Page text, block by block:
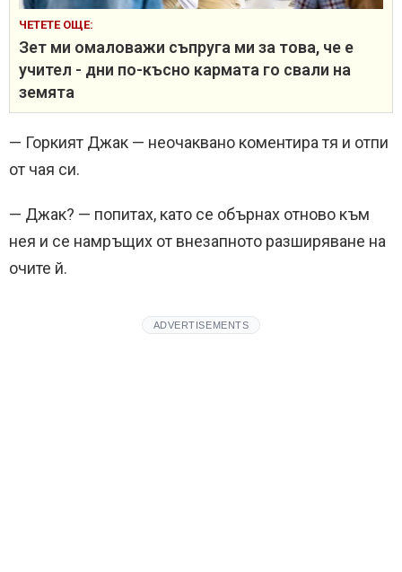
ЧЕТЕТЕ ОЩЕ:
Зет ми омаловажи съпруга ми за това, че е
учител - дни по-късно кармата го свали на
земята
— Горкият Джак — неочаквано коментира тя и отпи
от чая си.
— Джак? — попитах, като се обърнах отново към
нея и се намръщих от внезапното разширяване на
очите й.
ADVERTISEMENTS